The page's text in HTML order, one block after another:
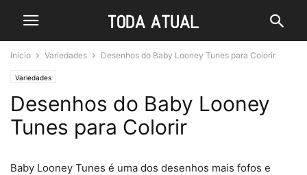
Início Variedades Desenhos do Baby Looney Tunes para Colorir
Variedades
Desenhos do Baby Looney
Tunes para Colorir
Baby Looney Tunes é uma dos desenhos mais fofos e